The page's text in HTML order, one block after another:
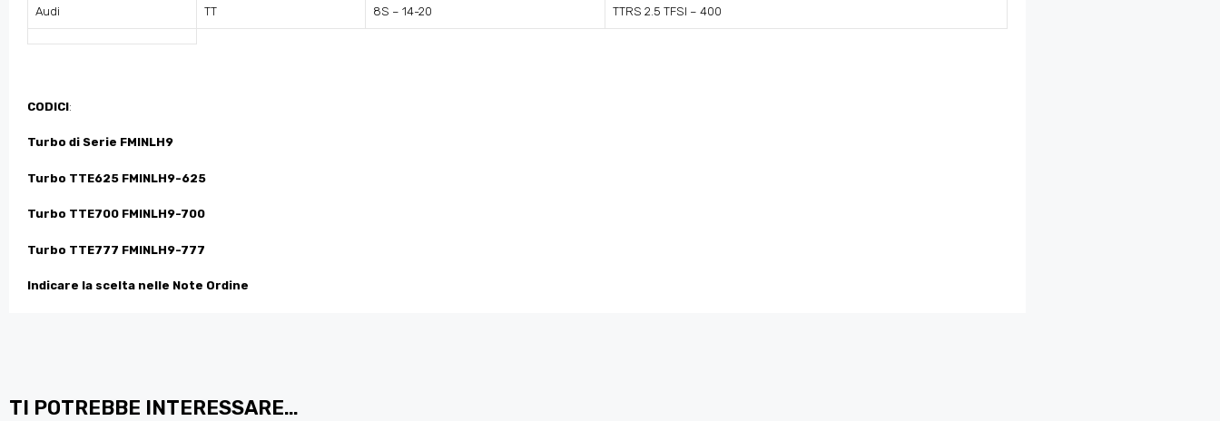
Audi TT 8S – 14-20 TTRS 2.5 TFSI – 400
CODICI:
Turbo di Serie FMINLH9
Turbo TTE625 FMINLH9-625
Turbo TTE700 FMINLH9-700
Turbo TTE777 FMINLH9-777
Indicare la scelta nelle Note Ordine
TI POTREBBE INTERESSARE…